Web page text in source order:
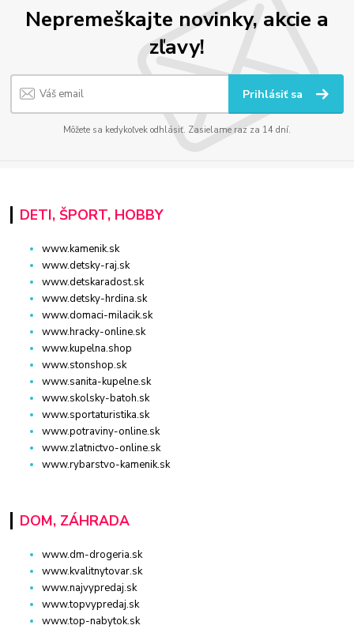
Nepremeškajte novinky, akcie a
zľavy!
Prihlásiť sa
Môžete sa kedykoľvek odhlásiť. Zasielame raz za 14 dní.
DETI, ŠPORT, HOBBY
www.kamenik.sk
www.detsky-raj.sk
www.detskaradost.sk
www.detsky-hrdina.sk
www.domaci-milacik.sk
www.hracky-online.sk
www.kupelna.shop
www.stonshop.sk
www.sanita-kupelne.sk
www.skolsky-batoh.sk
www.sportaturistika.sk
www.potraviny-online.sk
www.zlatnictvo-online.sk
www.rybarstvo-kamenik.sk
DOM, ZÁHRADA
www.dm-drogeria.sk
www.kvalitnytovar.sk
www.najvypredaj.sk
www.topvypredaj.sk
www.top-nabytok.sk